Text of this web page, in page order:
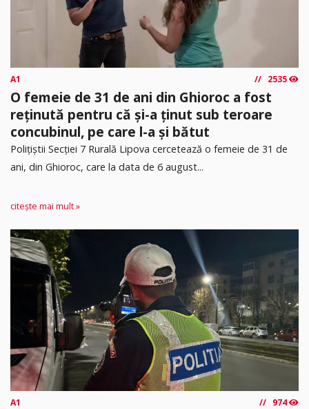
A1 2535
O femeie de 31 de ani din Ghioroc a fost
reținută pentru că și-a ținut sub teroare
concubinul, pe care l-a și bătut
​Polițiștii Secției 7 Rurală Lipova cercetează o femeie de 31 de
ani, din Ghioroc, care la data de 6 august...
citește mai mult »
A1 974